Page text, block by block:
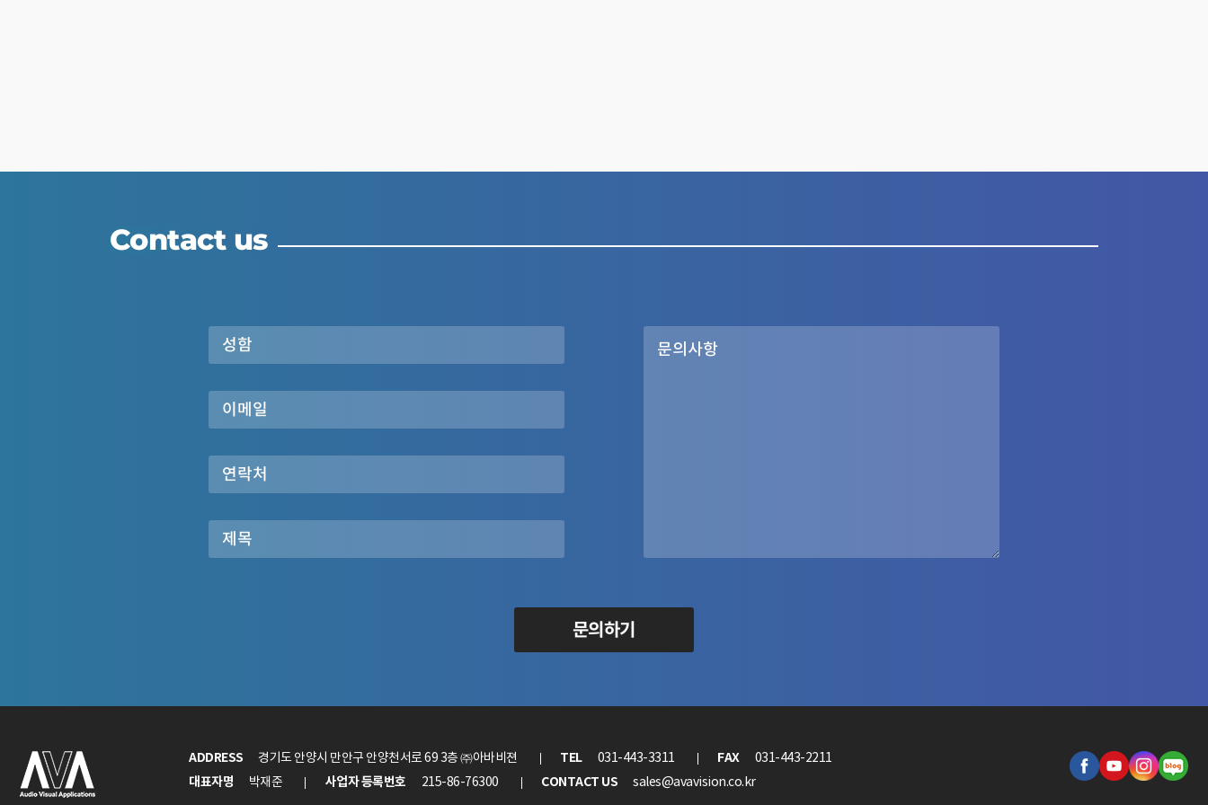
Contact us
문의하기
ADDRESS 경기도 안양시 만안구 안양천서로 69 3층 ㈜아바비젼 TEL 031-443-3311 FAX 031-443-2211
대표자명 박재준 사업자 등록번호 215-86-76300 CONTACT US sales@avavision.co.kr